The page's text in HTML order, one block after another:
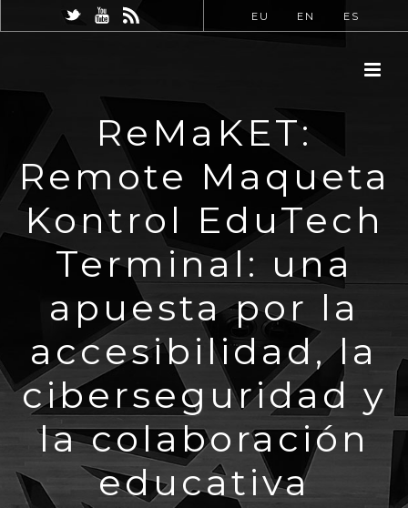
EU EN ES
ReMaKET:
Remote Maqueta
Kontrol EduTech
Terminal: una
apuesta por la
accesibilidad, la
ciberseguridad y
la colaboración
educativa